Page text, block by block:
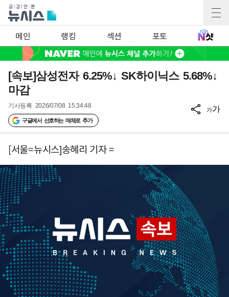
메인 랭킹 섹션 포토
[속보]삼성전자 6.25%↓ SK하이닉스 5.68%↓
마감
기사등록 2026/07/08 15:34:48
구글에서 선호하는 매체로 추가
가가
[서울=뉴시스]송혜리 기자 =